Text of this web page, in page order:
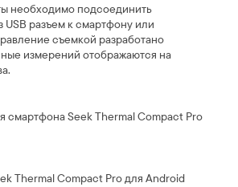
необходимо подсоединить
USB разъем к смартфону или
съемкой разработано
измерений отображаются на